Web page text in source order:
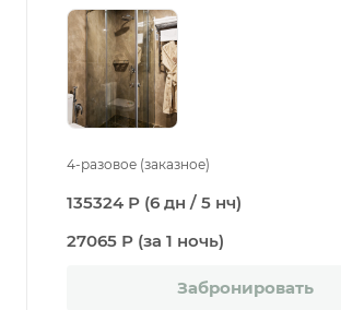
4-разовое (заказное)
135324 Р (6 дн / 5 нч)
27065 Р (за 1 ночь)
Забронировать